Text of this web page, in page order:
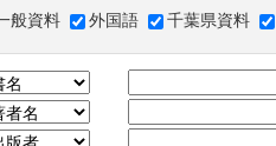
般資料 外国語 千葉県資料